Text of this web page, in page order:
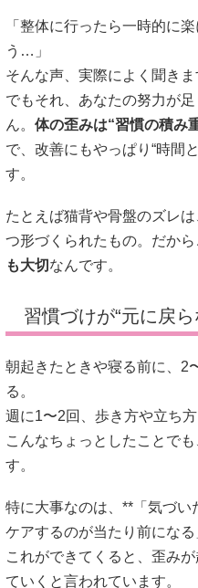
「整体に行ったら一時的に
う…」
そんな声、実際によく聞きま
でもそれ、あなたの努力が
ん。 体の歪みは“習慣の積み
で、改善にもやっぱり“時間
す。
たとえば猫背や骨盤のズレ
つ形づくられたもの。だから
も大切 なんです。
習慣づけが“元に戻
朝起きたときや寝る前に、2
る。
週に1〜2回、歩き方や立ち
こんなちょっとしたことで
す。
特に大事なのは、**「気づ
ケアするのが当たり前にな
これができてくると、歪み
ていくと言われています。